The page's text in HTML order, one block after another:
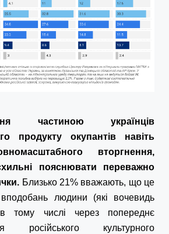
частиною українців
продукту окупантів навіть
вторгнення,
пояснювати переважно
Близько 21% вважають, що це
вподобань людини (які вочевидь
тому числі через попереднє
російського культурного